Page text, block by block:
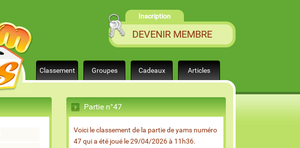
Inscription
DEVENIR MEMBRE
Classement Groupes Cadeaux Articles
Partie n°47
Voici le classement de la partie de yams numéro
47 qui a été joué le 29/04/2026 à 11h36.